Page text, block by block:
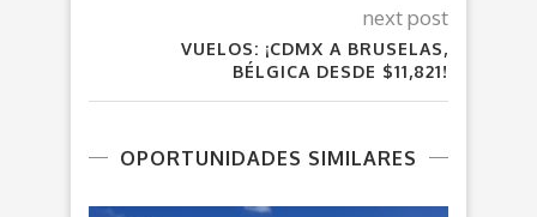
next post
VUELOS: ¡CDMX A BRUSELAS,
BÉLGICA DESDE $11,821!
OPORTUNIDADES SIMILARES